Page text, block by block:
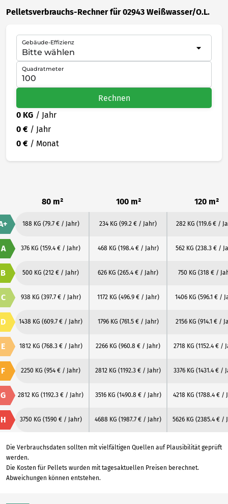
Pelletsverbrauchs-Rechner für 02943 Weißwasser/O.L.
Gebäude-Effizienz
Quadratmeter
Rechnen
0 KG / Jahr
0 € / Jahr
0 € / Monat
80 m² 100 m² 120 m²
188 KG (79.7 € / Jahr) 234 KG (99.2 € / Jahr) 282 KG (119.6 € /
A 376 KG (159.4 € / Jahr) 468 KG (198.4 € / Jahr) 562 KG (238.3 € /
B 500 KG (212 € / Jahr) 626 KG (265.4 € / Jahr) 750 KG (318 € /
C 938 KG (397.7 € / Jahr) 1172 KG (496.9 € / Jahr) 1406 KG (596.1 € /
D 1438 KG (609.7 € / Jahr) 1796 KG (761.5 € / Jahr) 2156 KG (914.1 € /
E 1812 KG (768.3 € / Jahr) 2266 KG (960.8 € / Jahr) 2718 KG (1152.4 € /
F 2250 KG (954 € / Jahr) 2812 KG (1192.3 € / Jahr) 3376 KG (1431.4 € /
G 2812 KG (1192.3 € / Jahr) 3516 KG (1490.8 € / Jahr) 4218 KG (1788.4 € /
H 3750 KG (1590 € / Jahr) 4688 KG (1987.7 € / Jahr) 5626 KG (2385.4 € /
Die Verbrauchsdaten sollten mit vielfältigen Quellen auf Plausibilität geprüft
werden.
Die Kosten für Pellets wurden mit tagesaktuellen Preisen berechnet.
Abweichungen können entstehen.